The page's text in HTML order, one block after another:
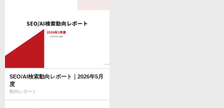
SEO/AI検索動向レポート｜2026年5月
度
動向レポート